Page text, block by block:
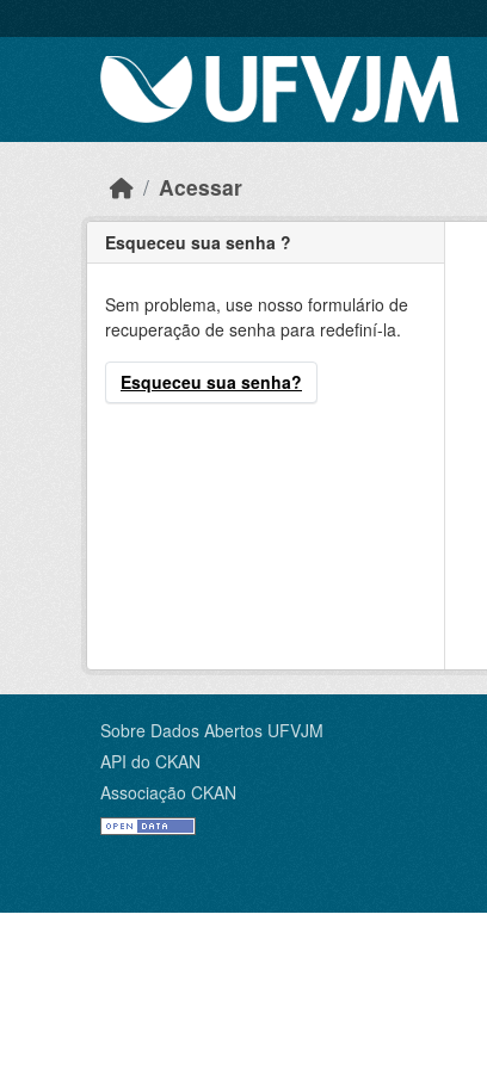
Acessar
Esqueceu sua senha ?
Sem problema, use nosso formulário de
recuperação de senha para redefiní-la.
Esqueceu sua senha?
Sobre Dados Abertos UFVJM
API do CKAN
Associação CKAN